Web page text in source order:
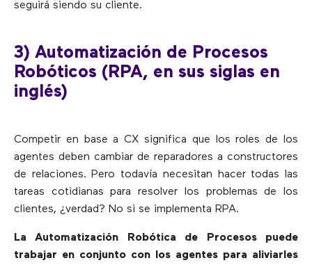
seguirá siendo su cliente.
3) Automatización de Procesos
Robóticos (RPA, en sus siglas en
inglés)
Competir en base a CX significa que los roles de los
agentes deben cambiar de reparadores a constructores
de relaciones. Pero todavía necesitan hacer todas las
tareas cotidianas para resolver los problemas de los
clientes, ¿verdad? No si se implementa RPA.
La Automatización Robótica de Procesos puede
trabajar en conjunto con los agentes para aliviarles